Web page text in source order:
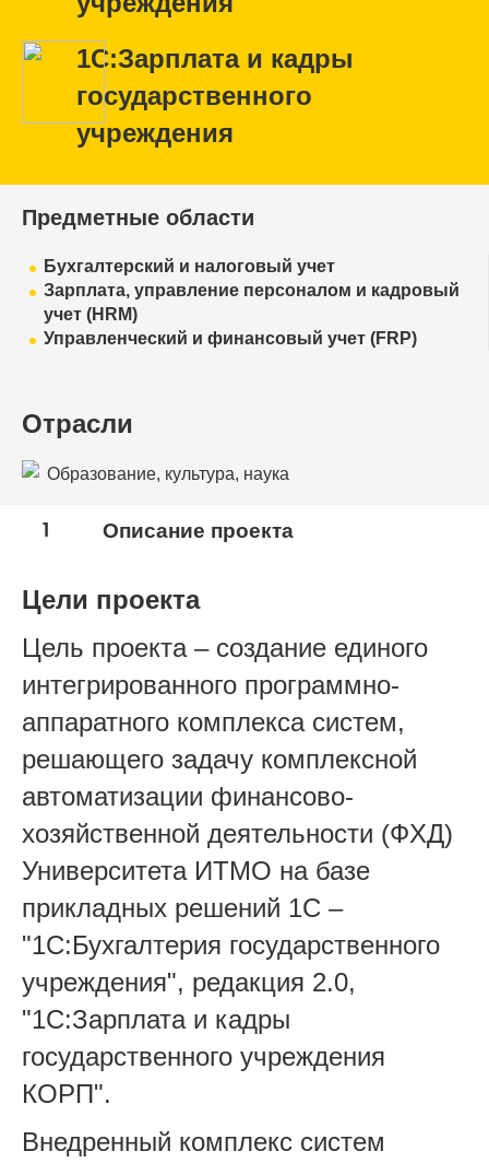
1С:Зарплата и кадры
государственного
учреждения
Предметные области
Бухгалтерский и налоговый учет
Зарплата, управление персоналом и кадровый
учет (HRM)
Управленческий и финансовый учет (FRP)
Отрасли
Образование, культура, наука
1 Описание проекта
Цели проекта
Цель проекта – создание единого
интегрированного программно-
аппаратного комплекса систем,
решающего задачу комплексной
автоматизации финансово-
хозяйственной деятельности (ФХД)
Университета ИТМО на базе
прикладных решений 1С –
"1С:Бухгалтерия государственного
учреждения", редакция 2.0,
"1С:Зарплата и кадры
государственного учреждения
КОРП".
Внедренный комплекс систем